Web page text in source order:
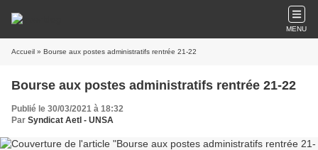
MENU
Accueil » Bourse aux postes administratifs rentrée 21-22
Bourse aux postes administratifs rentrée 21-22
Publié le 30/03/2021 à 18:32
Par Syndicat AetI - UNSA